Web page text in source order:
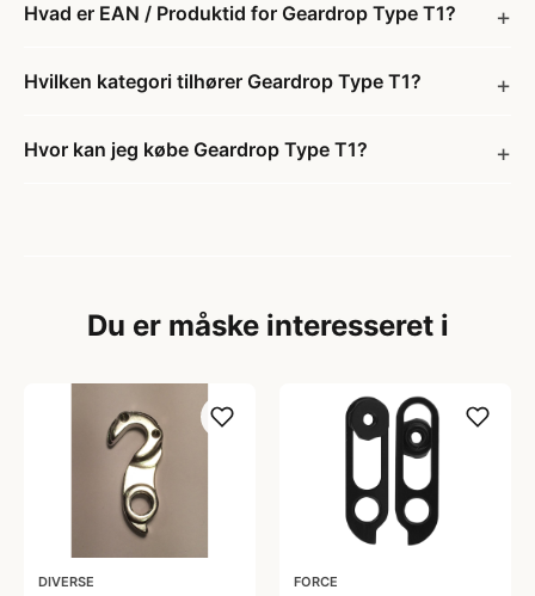
Hvad er EAN / Produktid for Geardrop Type T1?
Hvilken kategori tilhører Geardrop Type T1?
Hvor kan jeg købe Geardrop Type T1?
Du er måske interesseret i
DIVERSE FORCE